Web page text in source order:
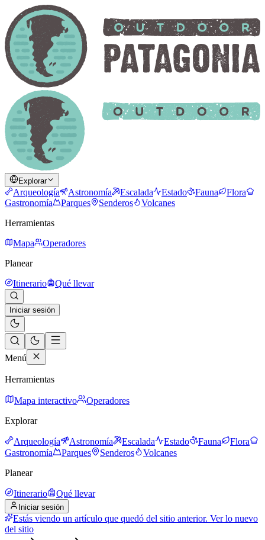
Explorar
Arqueología Astronomía Escalada Estado Fauna
Flora
Gastronomía
Parques Senderos
Volcanes
Herramientas
Mapa
Operadores
Planear
Itinerario
Qué llevar
Iniciar sesión
Menú
Herramientas
Mapa interactivo
Operadores
Explorar
Arqueología Astronomía Escalada Estado Fauna
Flora
Gastronomía
Parques Senderos
Volcanes
Planear
Itinerario Qué llevar
Iniciar sesión
Estás viendo un artículo que quedó del sitio anterior. Ver lo nuevo
del sitio